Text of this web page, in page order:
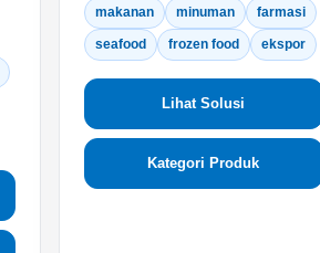
makanan minuman farmasi
seafood frozen food ekspor
Lihat Solusi
Kategori Produk